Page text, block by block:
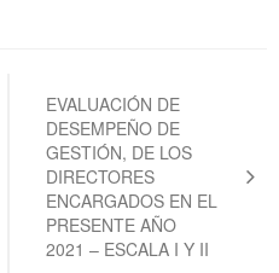
EVALUACIÓN DE
DESEMPEÑO DE
GESTIÓN, DE LOS
DIRECTORES
ENCARGADOS EN EL
PRESENTE AÑO
2021 – ESCALA I Y II